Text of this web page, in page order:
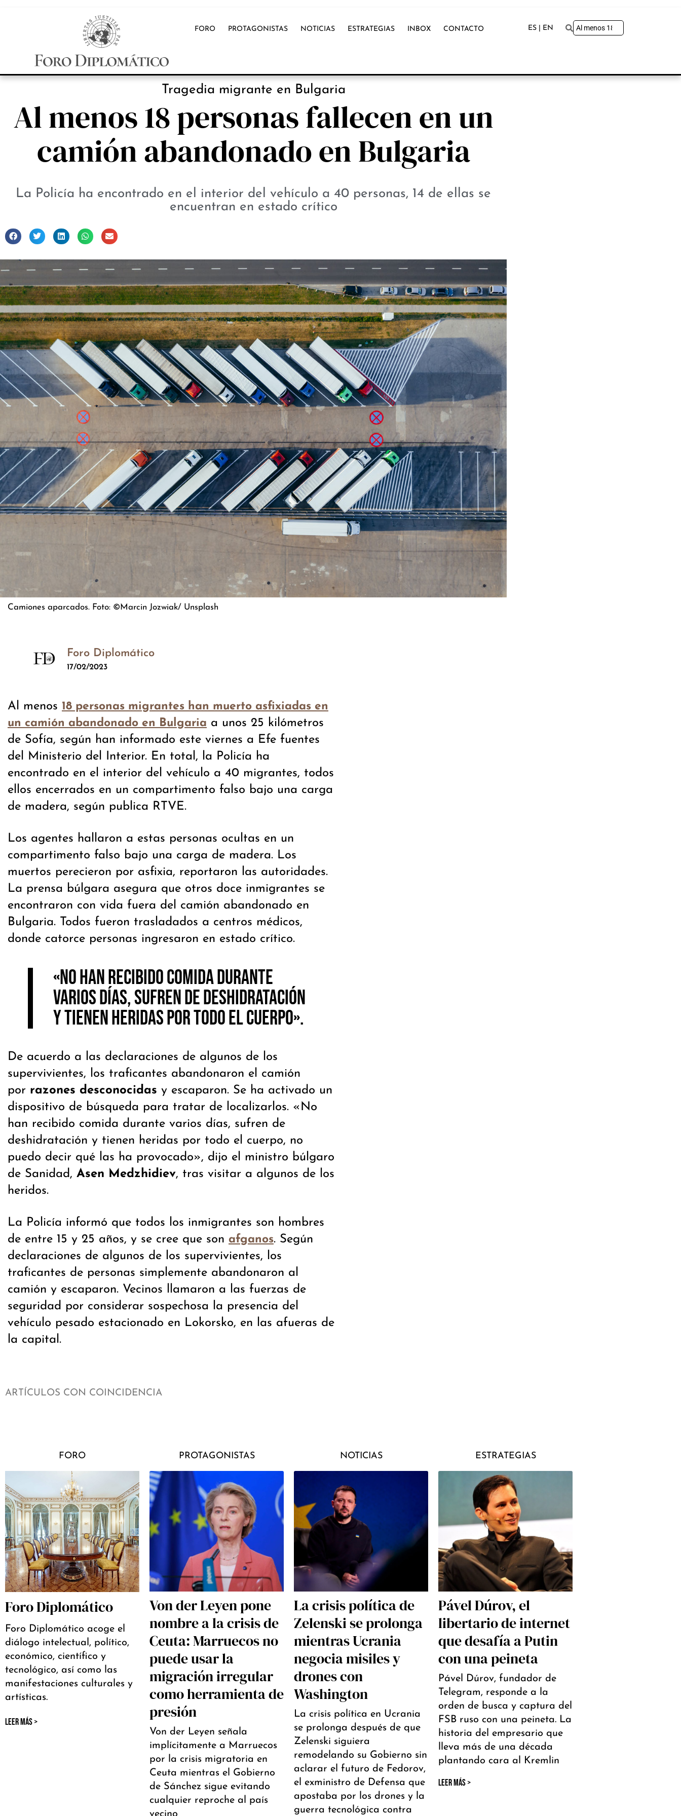
FORO PROTAGONISTAS NOTICIAS ESTRATEGIAS INBOX CONTACTO ES | EN
Tragedia migrante en Bulgaria
Al menos 18 personas fallecen en un
camión abandonado en Bulgaria
La Policía ha encontrado en el interior del vehículo a 40 personas, 14 de ellas se
encuentran en estado crítico
Camiones aparcados. Foto: ©Marcin Jozwiak/ Unsplash
Foro Diplomático
17/02/2023
Al menos 18 personas migrantes han muerto asfixiadas en
un camión abandonado en Bulgaria a unos 25 kilómetros
de Sofía, según han informado este viernes a Efe fuentes
del Ministerio del Interior. En total, la Policía ha
encontrado en el interior del vehículo a 40 migrantes, todos
ellos encerrados en un compartimento falso bajo una carga
de madera, según publica RTVE.
Los agentes hallaron a estas personas ocultas en un
compartimento falso bajo una carga de madera. Los
muertos perecieron por asfixia, reportaron las autoridades.
La prensa búlgara asegura que otros doce inmigrantes se
encontraron con vida fuera del camión abandonado en
Bulgaria. Todos fueron trasladados a centros médicos,
donde catorce personas ingresaron en estado crítico.
«No han recibido comida durante
varios días, sufren de deshidratación
y tienen heridas por todo el cuerpo».
De acuerdo a las declaraciones de algunos de los
supervivientes, los traficantes abandonaron el camión
por razones desconocidas y escaparon. Se ha activado un
dispositivo de búsqueda para tratar de localizarlos. «No
han recibido comida durante varios días, sufren de
deshidratación y tienen heridas por todo el cuerpo, no
puedo decir qué las ha provocado», dijo el ministro búlgaro
de Sanidad, Asen Medzhidiev, tras visitar a algunos de los
heridos.
La Policía informó que todos los inmigrantes son hombres
de entre 15 y 25 años, y se cree que son afganos. Según
declaraciones de algunos de los supervivientes, los
traficantes de personas simplemente abandonaron al
camión y escaparon. Vecinos llamaron a las fuerzas de
seguridad por considerar sospechosa la presencia del
vehículo pesado estacionado en Lokorsko, en las afueras de
la capital.
ARTÍCULOS CON COINCIDENCIA
FORO
Foro Diplomático
Foro Diplomático acoge el
diálogo intelectual, político,
económico, científico y
tecnológico, así como las
manifestaciones culturales y
artísticas.
LEER MÁS >
PROTAGONISTAS
Von der Leyen pone
nombre a la crisis de
Ceuta: Marruecos no
puede usar la
migración irregular
como herramienta de
presión
Von der Leyen señala
implícitamente a Marruecos
por la crisis migratoria en
Ceuta mientras el Gobierno
de Sánchez sigue evitando
cualquier reproche al país
NOTICIAS
La crisis política de
Zelenski se prolonga
mientras Ucrania
negocia misiles y
drones con
Washington
La crisis política en Ucrania
se prolonga después de que
Zelenski siguiera
remodelando su Gobierno sin
aclarar el futuro de Fedorov,
el exministro de Defensa que
apostaba por los drones y la
guerra tecnológica contra
ESTRATEGIAS
Pável Dúrov, el
libertario de internet
que desafía a Putin
con una peineta
Pável Dúrov, fundador de
Telegram, responde a la
orden de busca y captura del
FSB ruso con una peineta. La
historia del empresario que
lleva más de una década
plantando cara al Kremlin
LEER MÁS >